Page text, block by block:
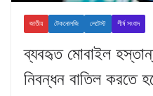
জাতীয় টেকনোলজি লেটেস্ট শীর্ষ সংবাদ
ব্যবহৃত মোবাইল
নিবন্ধন বাতিল করতে